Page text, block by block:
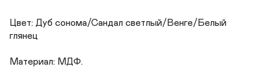
Цвет: Дуб сонома/Сандал светлый/Венге/Белый
глянец
Материал: МДФ.